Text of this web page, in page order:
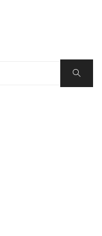
Search